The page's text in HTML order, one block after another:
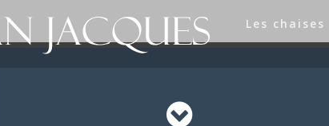
Les chaises